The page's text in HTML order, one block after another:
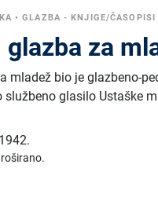
•GLAZBA - KNJIGE/ČASOPISI
za
mladež bio je glazbeno-
službeno glasilo Ustaške
1942.